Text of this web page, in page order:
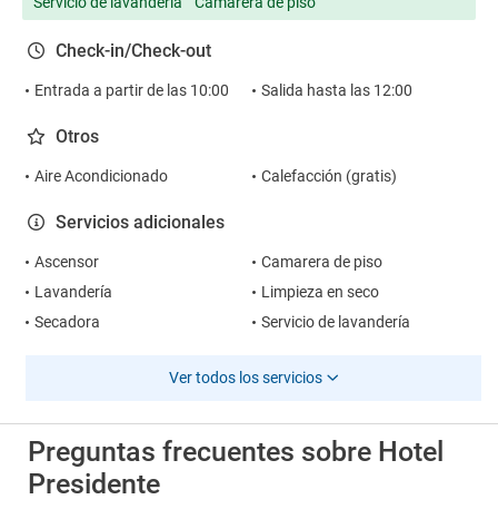
Check-in/Check-out
Entrada a partir de las 10:00 Salida hasta las 12:00
Otros
Aire Acondicionado Calefacción (gratis)
Servicios adicionales
Ascensor
Camarera de piso
Lavandería
Limpieza en seco
Secadora
Servicio de lavandería
Ver todos los servicios
Preguntas frecuentes sobre Hotel
Presidente